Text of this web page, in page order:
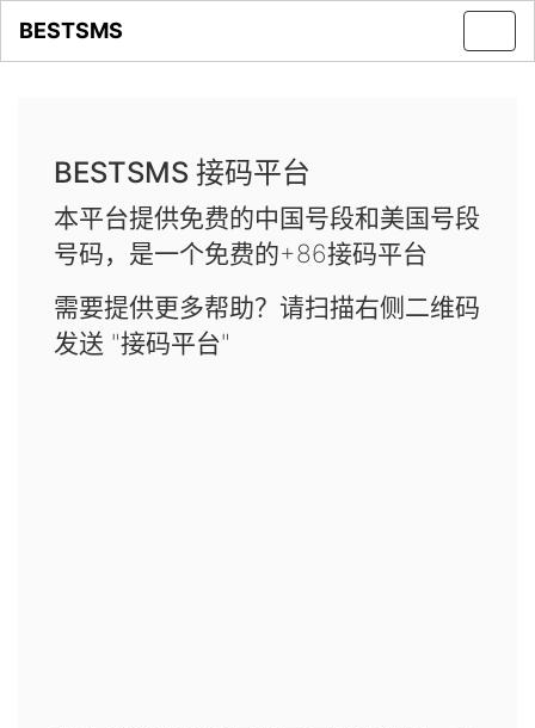
BESTSMS
BESTSMS 接码平台
本平台提供免费的中国号段和美国号段
号码，是一个免费的+86接码平台
需要提供更多帮助？请扫描右侧二维码
发送 "接码平台"